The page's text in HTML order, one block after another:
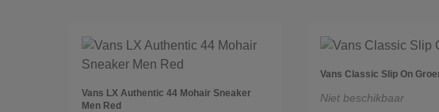
Vans LX Authentic 44 Mohair Sneaker
Men Red
Vans Classic Slip On
Niet beschikbaar